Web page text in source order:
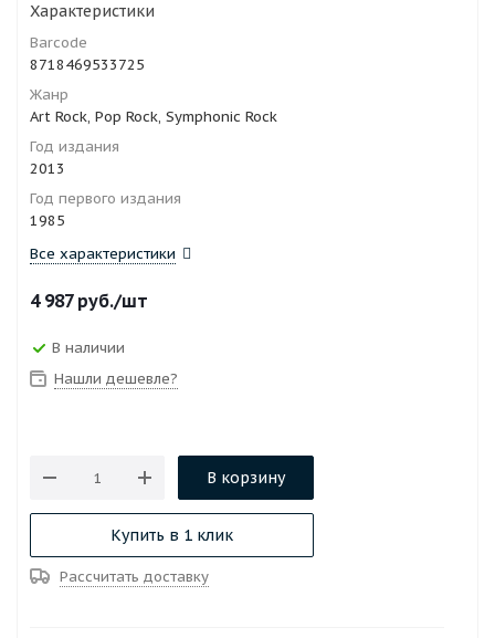
Характеристики
Barcode
8718469533725
Жанр
Art Rock, Pop Rock, Symphonic Rock
Год издания
2013
Год первого издания
1985
Все характеристики
4 987руб./шт
В наличии
Нашли дешевле?
В корзину
Купить в 1 клик
Рассчитать доставку